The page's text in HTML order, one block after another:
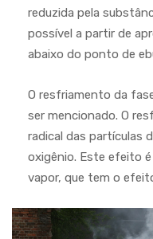
reduzida pela
possível a partir de
abaixo do ponto de
O resfriamento da
ser mencionado. O
radical das partículas
oxigênio. Este efeito
vapor, que tem o